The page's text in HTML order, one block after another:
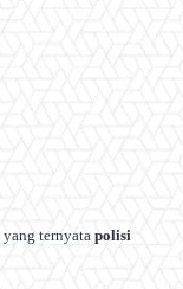
yang ternyata polisi